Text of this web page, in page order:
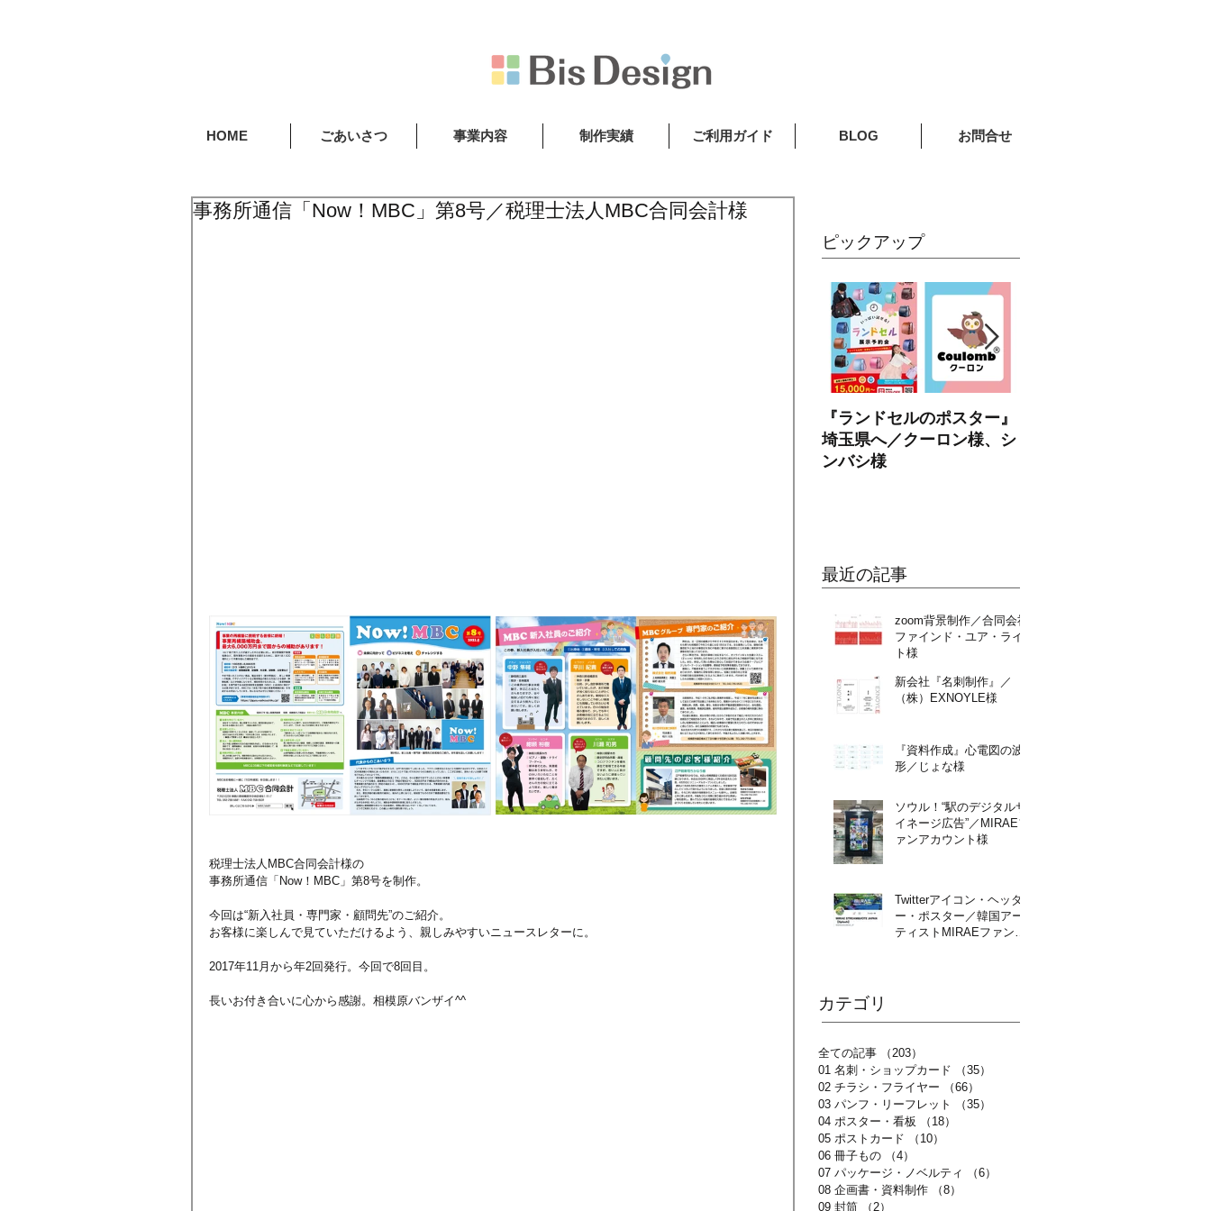
HOME ごあいさつ 事業内容 制作実績 ご利用ガイド BLOG お問合せ
事務所通信「Now！MBC」第8号／税理士法人MBC合同会計様
税理士法人MBC合同会計様の
事務所通信「Now！MBC」第8号を制作。
今回は“新入社員・専門家・顧問先”のご紹介。
お客様に楽しんで見ていただけるよう、親しみやすいニュースレターに。
2017年11月から年2回発行。今回で8回目。
長いお付き合いに心から感謝。相模原バンザイ^^
ピックアップ
『ランドセルのポスター』
埼玉県へ／クーロン様、シ
ンバシ様
最近の記事
zoom背景制作／合同会社
ファインド・ユア・ライ
ト様
新会社『名刺制作』／
（株）EXNOYLE様
『資料作成』心電図の波
形／じょな様
ソウル！“駅のデジタルサ
イネージ広告”／MIRAEフ
ァンアカウント様
Twitterアイコン・ヘッダ
ー・ポスター／韓国アー
ティストMIRAEファンア
カテゴリ
全ての記事 （203）
01 名刺・ショップカード
（35）
02 チラシ・フライヤー
（66）
03 パンフ・リーフレット
（35）
04 ポスター・看板
（18）
05 ポストカード
（10）
06 冊子もの
（4）
07 パッケージ・ノベルティ
（6）
08 企画書・資料制作
（8）
09 封筒
（2）